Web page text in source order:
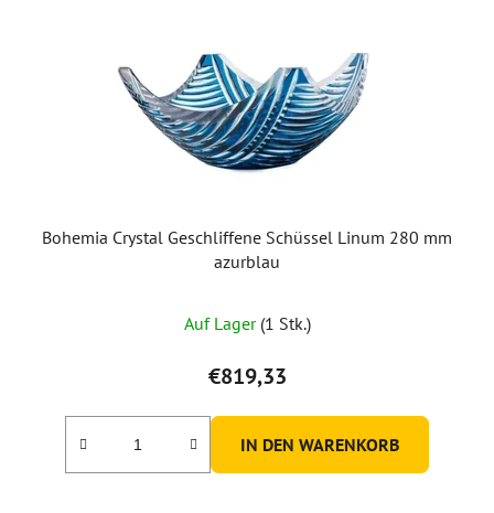
Bohemia Crystal Geschliffene Schüssel Linum 280 mm
azurblau
Auf Lager (1 Stk.)
€819,33
IN DEN WARENKORB